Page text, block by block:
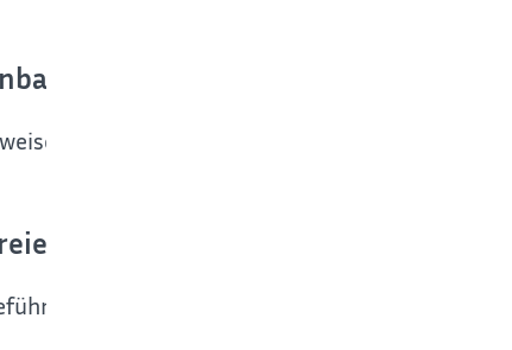
mit den Anforderungen
mit § 10 Absatz 1 L-BGG vereinbar.
Inhalte
Inhalte sind aus den folgenden Gründen